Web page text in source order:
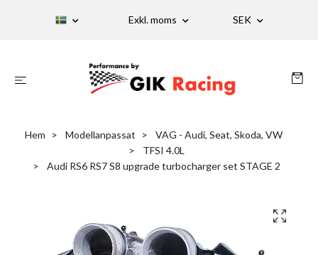
Exkl. moms SEK
Hem Modellanpassat
VAG - Audi, Seat, Skoda, VW
TFSI 4.0L
Audi RS6 RS7 S8 upgrade turbocharger set STAGE 2